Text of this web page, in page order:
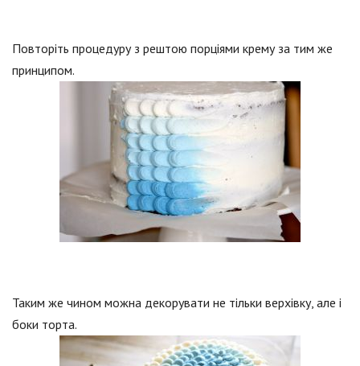
Повторіть процедуру з рештою порціями крему за тим же
принципом.
Таким же чином можна декорувати не тільки верхівку, але і
боки торта.